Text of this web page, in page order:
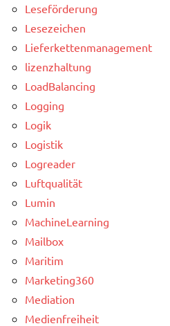
Leseförderung
Lesezeichen
Lieferkettenmanagement
lizenzhaltung
LoadBalancing
Logging
Logik
Logistik
Logreader
Luftqualität
Lumin
MachineLearning
Mailbox
Maritim
Marketing360
Mediation
Medienfreiheit